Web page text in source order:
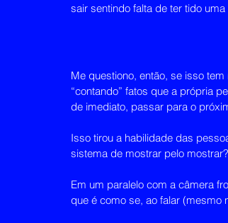
sair sentindo falta de ter tido
Me questiono, então, se isso
“contando” fatos que a própria
de imediato, passar para o
Isso tirou a habilidade das
sistema de mostrar pelo mostrar?
Em um paralelo com a câmera
que é como se, ao falar (mesmo